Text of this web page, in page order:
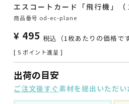
エスコートカード「飛行機」（
商品番号 od-ec-plane
¥ 495 税込 （1枚あたりの価格で
[ 5 ポイント進呈 ]
出荷の目安
ご注文後すぐ素材を提出いただい